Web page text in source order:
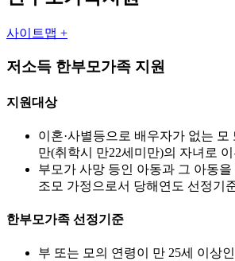
사이트맵 +
저소득 한부모가족 지원
지원대상
이혼·사별등으로 배우자가 없는 모
만(취학시 만22세미만)의 자녀로
부모가 사망 등인 아동과 그 아동
조모 가정으로서 당해연도 선정기
한부모가족 선정기준
부 또는 모의 연령이 만 25세 이상